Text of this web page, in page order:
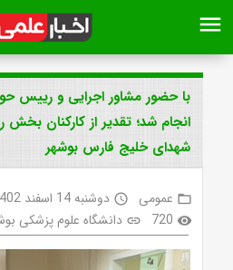
menu
با حضور مشاور اجرایی و رییس
انجام شد؛ تقدیر از کارکنان بخش
شهدای خلیج فارس بوشهر
folder_open عمومی access_time دوشنبه 14 اسفند 1402 ساعت 11:32
visibility
720
link دانشگاه علوم پزشکی